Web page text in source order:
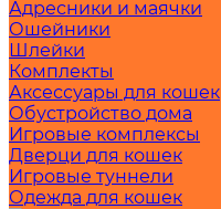
Адресники и маячки
Ошейники
Шлейки
Комплекты
Аксессуары для кошек
Обустройство дома
Игровые комплексы
Дверци для кошек
Игровые туннели
Одежда для кошек